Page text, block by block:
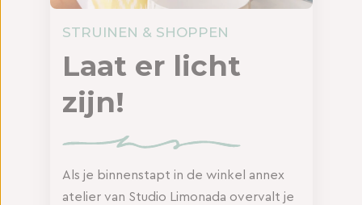
STRUINEN & SHOPPEN
Laat er licht
zijn!
Als je binnenstapt in de winkel annex
atelier van Studio Limonada overvalt je